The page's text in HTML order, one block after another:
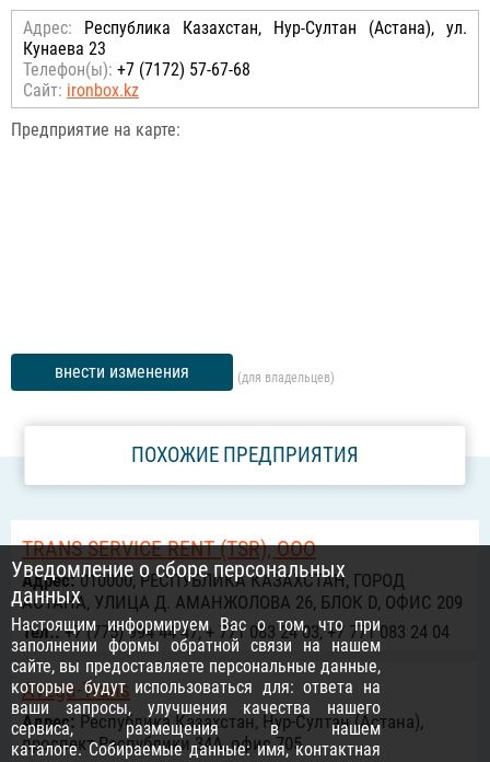
Адрес: Республика Казахстан, Нур-Султан (Астана), ул.
Кунаева 23
Телефон(ы): +7 (7172) 57-67-68
Сайт: ironbox.kz
Предприятие на карте:
внести изменения (для владельцев)
ПОХОЖИЕ ПРЕДПРИЯТИЯ
TRANS SERVICE RENT (TSR), ООО
Адрес:010000, РЕСПУБЛИКА КАЗАХСТАН, ГОРОД
АСТАНА, УЛИЦА Д. АМАНЖОЛОВА 26, БЛОК D, ОФИС 209
Тел.:+7 (775) 994 44 47, + 771 083 24 03, +7 771 083 24 04
Avega-Trans
Адрес: Республика Казахстан, Нур-Султан (Астана),
проспект Республики 34А, офис 705
Уведомление о сборе персональных
данных
Настоящим информируем Вас о том, что при
заполнении формы обратной связи на нашем
сайте, вы предоставляете персональные данные,
которые будут использоваться для: ответа на
ваши запросы, улучшения качества нашего
сервиса, размещения в нашем
каталоге. Собираемые данные: имя, контактная